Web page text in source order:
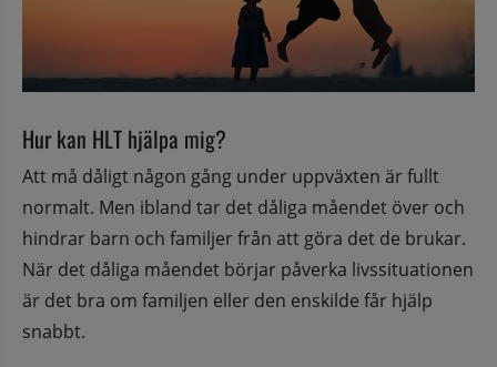
Hur kan HLT hjälpa mig?
Att må dåligt någon gång under uppväxten är fullt
normalt. Men ibland tar det dåliga måendet över och
hindrar barn och familjer från att göra det de brukar.
När det dåliga måendet börjar påverka livssituationen
är det bra om familjen eller den enskilde får hjälp
snabbt.